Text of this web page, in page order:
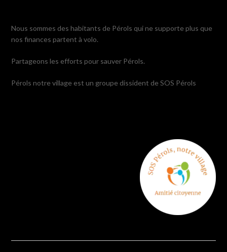
Nous sommes des habitants de Pérols qui ne supporte plus que
nos finances partent à volo.
Partageons les efforts pour sauver Pérols.
Pérols notre village est un groupe dissident de SOS Pérols